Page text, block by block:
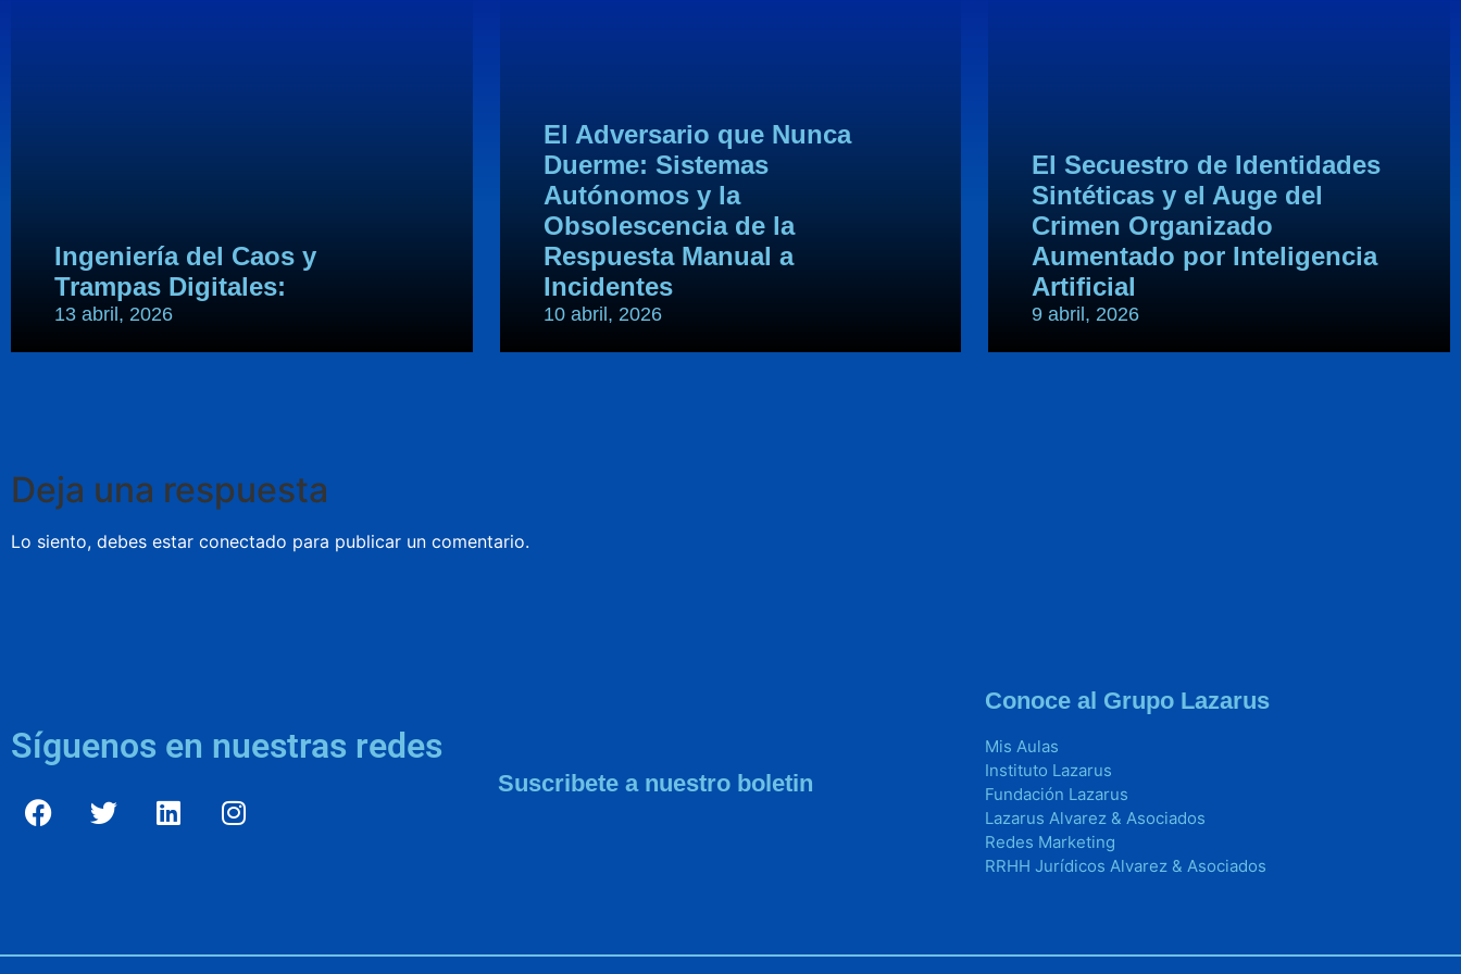
Ingeniería del Caos y
Trampas Digitales:
13 abril, 2026
El Adversario que Nunca
Duerme: Sistemas
Autónomos y la
Obsolescencia de la
Respuesta Manual a
Incidentes
10 abril, 2026
El Secuestro de Identidades
Sintéticas y el Auge del
Crimen Organizado
Aumentado por Inteligencia
Artificial
9 abril, 2026
Deja una respuesta
Lo siento, debes estar conectado para publicar un comentario.
Síguenos en nuestras redes
Suscribete a nuestro boletin
Conoce al Grupo Lazarus
Mis Aulas
Instituto Lazarus
Fundación Lazarus
Lazarus Alvarez & Asociados
Redes Marketing
RRHH Jurídicos Alvarez & Asociados